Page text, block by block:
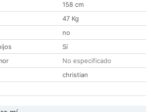
158 cm
47 Kg
no
Sí
No especificado
christian